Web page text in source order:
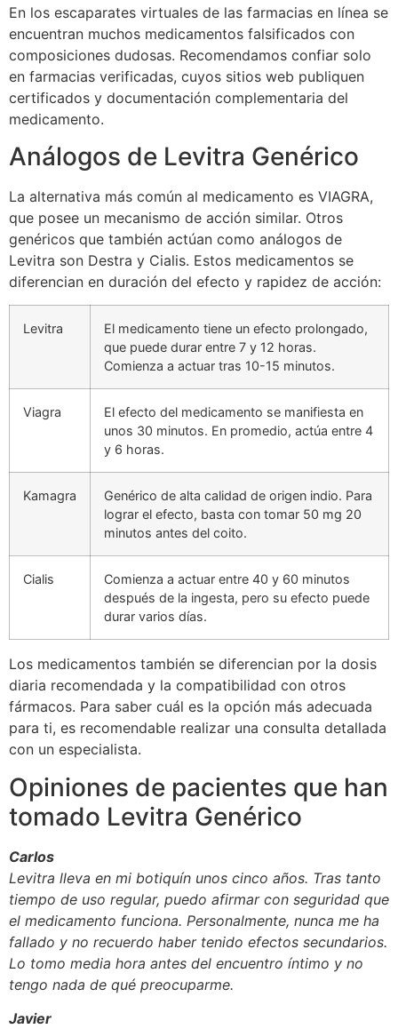
En los escaparates virtuales de las farmacias en línea se
encuentran muchos medicamentos falsificados con
composiciones dudosas. Recomendamos confiar solo
en farmacias verificadas, cuyos sitios web publiquen
certificados y documentación complementaria del
medicamento.
Análogos de Levitra Genérico
La alternativa más común al medicamento es VIAGRA,
que posee un mecanismo de acción similar. Otros
genéricos que también actúan como análogos de
Levitra son Destra y Cialis. Estos medicamentos se
diferencian en duración del efecto y rapidez de acción:
Levitra
El medicamento tiene un efecto prolongado,
que puede durar entre 7 y 12 horas.
Comienza a actuar tras 10-15 minutos.
Viagra
El efecto del medicamento se manifiesta en
unos 30 minutos. En promedio, actúa entre 4
y 6 horas.
Kamagra
Genérico de alta calidad de origen indio. Para
lograr el efecto, basta con tomar 50 mg 20
minutos antes del coito.
Cialis
Comienza a actuar entre 40 y 60 minutos
después de la ingesta, pero su efecto puede
durar varios días.
Los medicamentos también se diferencian por la dosis
diaria recomendada y la compatibilidad con otros
fármacos. Para saber cuál es la opción más adecuada
para ti, es recomendable realizar una consulta detallada
con un especialista.
Opiniones de pacientes que han
tomado Levitra Genérico
Carlos
Levitra lleva en mi botiquín unos cinco años. Tras tanto
tiempo de uso regular, puedo afirmar con seguridad que
el medicamento funciona. Personalmente, nunca me ha
fallado y no recuerdo haber tenido efectos secundarios.
Lo tomo media hora antes del encuentro íntimo y no
tengo nada de qué preocuparme.
Javier